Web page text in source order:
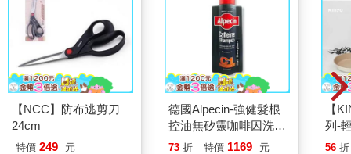
【NCC】防布逃剪刀
24cm
特價 249 元
德國Alpecin-強健髮根
控油無矽靈咖啡因洗髮
凝露375ml/瓶-C1強健
73 折 特價 1169 元
【
列-
平
56 折